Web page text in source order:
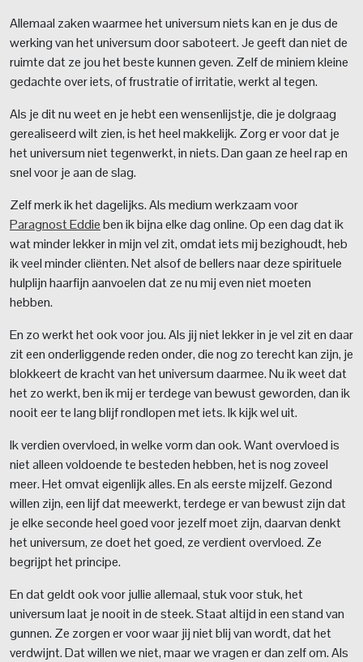
Allemaal zaken waarmee het universum niets kan en je dus de
werking van het universum door saboteert. Je geeft dan niet de
ruimte dat ze jou het beste kunnen geven. Zelf de miniem kleine
gedachte over iets, of frustratie of irritatie, werkt al tegen.
Als je dit nu weet en je hebt een wensenlijstje, die je dolgraag
gerealiseerd wilt zien, is het heel makkelijk. Zorg er voor dat je
het universum niet tegenwerkt, in niets. Dan gaan ze heel rap en
snel voor je aan de slag.
Zelf merk ik het dagelijks. Als medium werkzaam voor
Paragnost Eddieben ik bijna elke dag online. Op een dag dat ik
wat minder lekker in mijn vel zit, omdat iets mij bezighoudt, heb
ik veel minder cliënten. Net alsof de bellers naar deze spirituele
hulplijn haarfijn aanvoelen dat ze nu mij even niet moeten
hebben.
En zo werkt het ook voor jou. Als jij niet lekker in je vel zit en daar
zit een onderliggende reden onder, die nog zo terecht kan zijn, je
blokkeert de kracht van het universum daarmee. Nu ik weet dat
het zo werkt, ben ik mij er terdege van bewust geworden, dan ik
nooit eer te lang blijf rondlopen met iets. Ik kijk wel uit.
Ik verdien overvloed, in welke vorm dan ook. Want overvloed is
niet alleen voldoende te besteden hebben, het is nog zoveel
meer. Het omvat eigenlijk alles. En als eerste mijzelf. Gezond
willen zijn, een lijf dat meewerkt, terdege er van bewust zijn dat
je elke seconde heel goed voor jezelf moet zijn, daarvan denkt
het universum, ze doet het goed, ze verdient overvloed. Ze
begrijpt het principe.
En dat geldt ook voor jullie allemaal, stuk voor stuk, het
universum laat je nooit in de steek. Staat altijd in een stand van
gunnen. Ze zorgen er voor waar jij niet blij van wordt, dat het
verdwijnt. Dat willen we niet, maar we vragen er dan zelf om. Als